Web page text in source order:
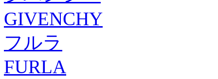
GIVENCHY
フルラ
FURLA